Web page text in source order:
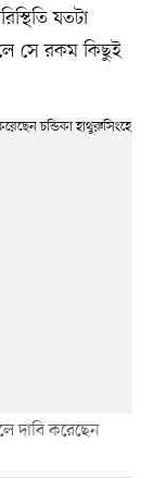
যতটা
সে রকম কিছুই
দাবি করেছেন